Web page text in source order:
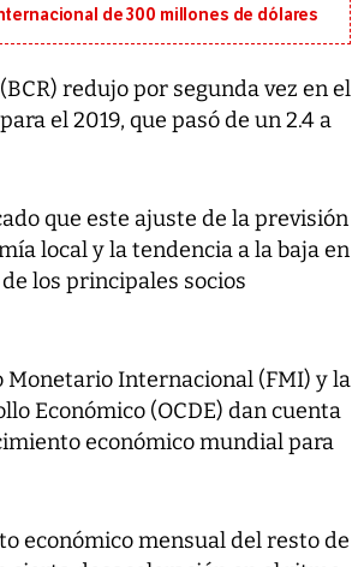
de 300 millones de dólares
redujo por segunda vez en el
el 2019, que pasó de un 2.4 a
que este ajuste de la previsión
local y la tendencia a la baja en
los principales socios
Monetario Internacional (FMI) y la
Económico (OCDE) dan cuenta
económico mundial para
económico mensual del resto de